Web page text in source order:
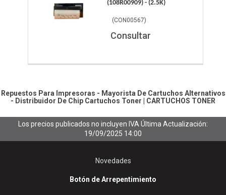
(108R00909) - (2.5K)
(CON00567)
Consultar
Repuestos Para Impresoras - Mayorista De Cartuchos Alternativos
- Distribuidor De Chip Cartuchos Toner CARTUCHOS TONER
Los precios publicados no incluyen IVAÚltima Actualización:
19/09/2025 14:00
Novedades
Botón de Arrepentimiento